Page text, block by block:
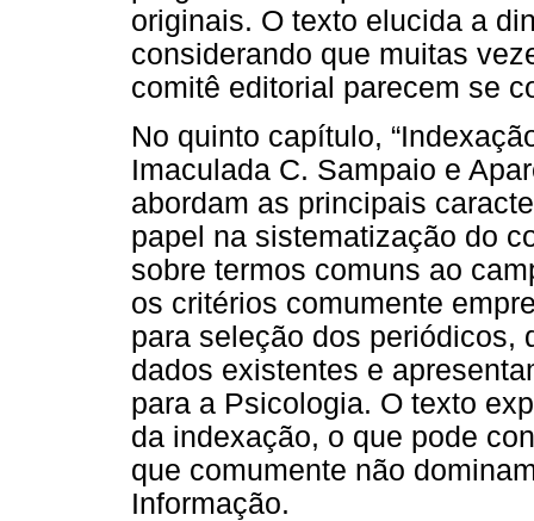
originais. O texto elucida a
considerando que muitas
comitê editorial parecem se
No quinto capítulo,
Imaculada C. Sampaio e
abordam as principais
papel na sistematização do
sobre termos comuns ao
os critérios comumente
para seleção dos periódicos,
dados existentes e
para a Psicologia. O texto
da indexação, o que pode
que comumente não
Informação.